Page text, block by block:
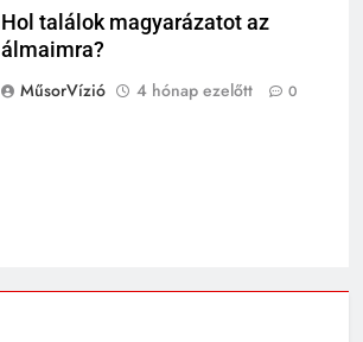
Hol találok magyarázatot az
álmaimra?
MűsorVízió
4 hónap ezelőtt 0